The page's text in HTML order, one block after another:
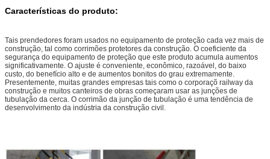
Características do produto:
Tais prendedores foram usados no equipamento de proteção cada vez mais de
construção, tal como corrimões protetores da construção. O coeficiente da
segurança do equipamento de proteção que este produto acumula aumentos
significativamente. O ajuste é conveniente, econômico, razoável, do baixo
custo, do benefício alto e de aumentos bonitos do grau extremamente.
Presentemente, muitas grandes empresas tais como o corporaçõ railway da
construção e muitos canteiros de obras começaram usar as junções de
tubulação da cerca. O corrimão da junção de tubulação é uma tendência de
desenvolvimento da indústria da construção civil.